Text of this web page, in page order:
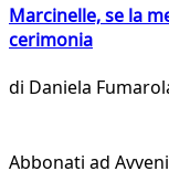
Marcinelle, se la
cerimonia
di Daniela
Abbonati ad